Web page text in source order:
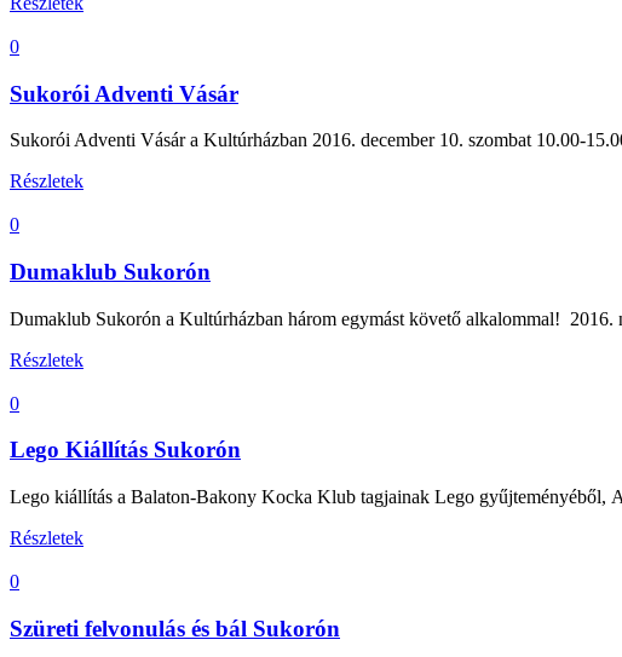
0
Sukorói Adventi Vásár
Sukorói Adventi Vásár a Kultúrházban 2016. december 10. szombat 10.00-
Részletek
0
Dumaklub Sukorón
Dumaklub Sukorón a Kultúrházban három egymást követő alkalommal! 2016.
Részletek
0
Lego Kiállítás Sukorón
Lego kiállítás a Balaton-Bakony Kocka Klub tagjainak Lego gyűjteményéből,
Részletek
0
Szüreti felvonulás és bál Sukorón